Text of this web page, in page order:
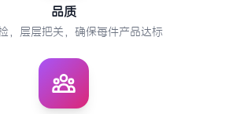
品质
，层层把关，确保每件产品达标